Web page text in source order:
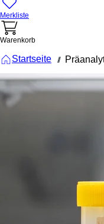
Merkliste
Warenkorb
Startseite ///